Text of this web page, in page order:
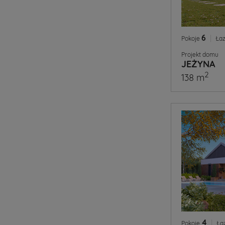
Pokoje 6
Projekt domu
JEŻYNA
138 m2
Pokoje 4